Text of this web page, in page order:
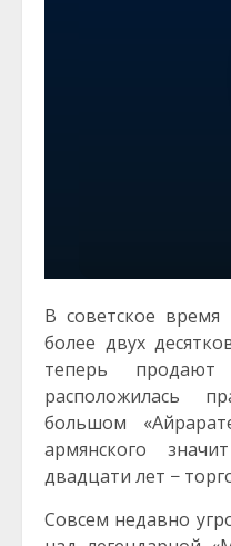
В советское
более двух
теперь
расположилась
большом
армянского
двадцати лет −
Совсем недавно